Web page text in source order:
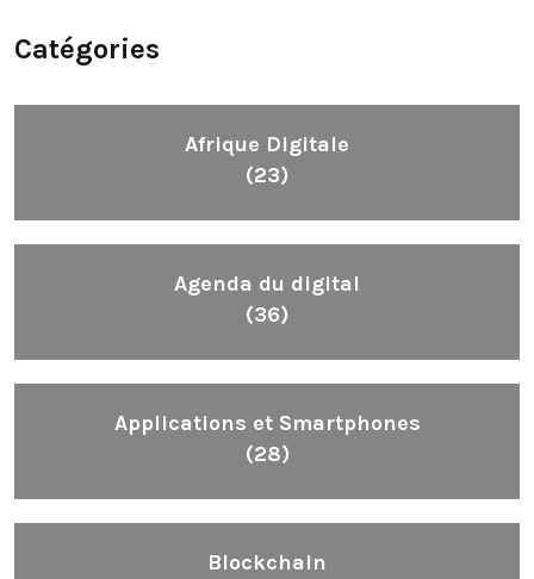
Catégories
Afrique Digitale
(23)
Agenda du digital
(36)
Applications et Smartphones
(28)
Blockchain